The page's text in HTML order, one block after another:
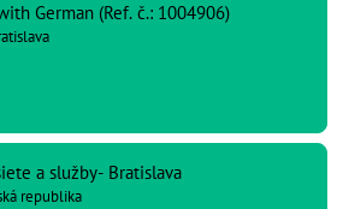
German (Ref. č.: 1004906)
a služby- Bratislava
republika